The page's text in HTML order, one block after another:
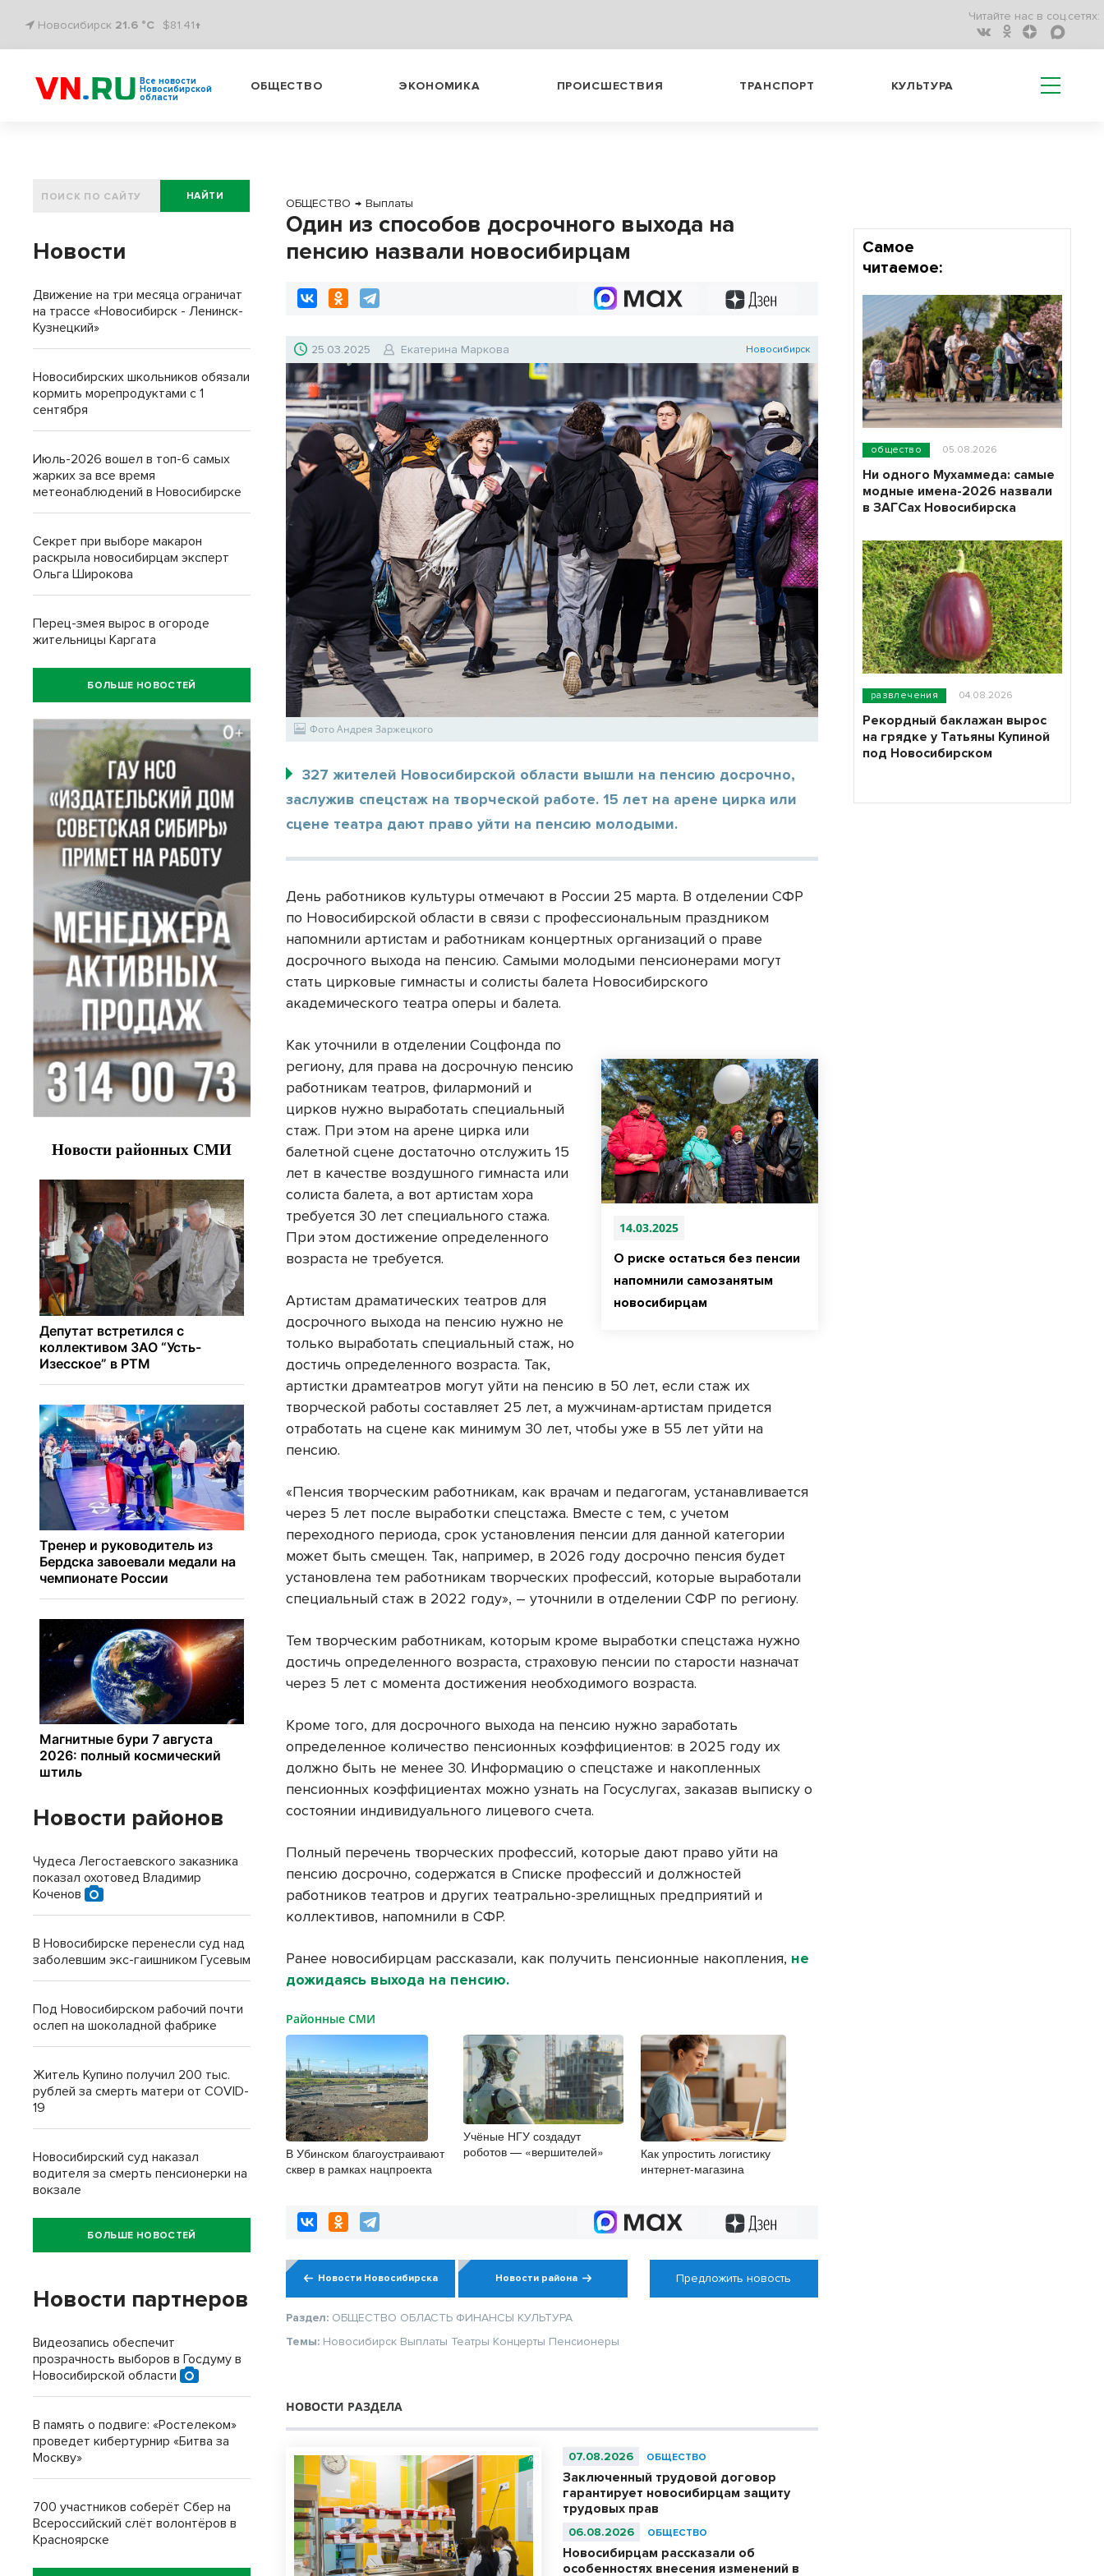
Новосибирск 21.6 °C $81.41↑
Читайте нас в соц.сетях:
Все новости
Новосибирской
области
ОБЩЕСТВО ЭКОНОМИКА ПРОИСШЕСТВИЯ ТРАНСПОРТ КУЛЬТУРА
ОБЩЕСТВО → Выплаты
Один из способов досрочного выхода на
пенсию назвали новосибирцам
25.03.2025 Екатерина Маркова Новосибирск
Фото Андрея Заржецкого
327 жителей Новосибирской области вышли на пенсию досрочно,
заслужив спецстаж на творческой работе. 15 лет на арене цирка или
сцене театра дают право уйти на пенсию молодыми.
День работников культуры отмечают в России 25 марта. В отделении СФР
по Новосибирской области в связи с профессиональным праздником
напомнили артистам и работникам концертных организаций о праве
досрочного выхода на пенсию. Самыми молодыми пенсионерами могут
стать цирковые гимнасты и солисты балета Новосибирского
академического театра оперы и балета.
14.03.2025
О риске остаться без пенсии
напомнили самозанятым
новосибирцам
Как уточнили в отделении Соцфонда по
региону, для права на досрочную пенсию
работникам театров, филармоний и
цирков нужно выработать специальный
стаж. При этом на арене цирка или
балетной сцене достаточно отслужить 15
лет в качестве воздушного гимнаста или
солиста балета, а вот артистам хора
требуется 30 лет специального стажа.
При этом достижение определенного
возраста не требуется.
Артистам драматических театров для
досрочного выхода на пенсию нужно не
только выработать специальный стаж, но
достичь определенного возраста. Так,
артистки драмтеатров могут уйти на пенсию в 50 лет, если стаж их
творческой работы составляет 25 лет, а мужчинам-артистам придется
отработать на сцене как минимум 30 лет, чтобы уже в 55 лет уйти на
пенсию.
«Пенсия творческим работникам, как врачам и педагогам, устанавливается
через 5 лет после выработки спецстажа. Вместе с тем, с учетом
переходного периода, срок установления пенсии для данной категории
может быть смещен. Так, например, в 2026 году досрочно пенсия будет
установлена тем работникам творческих профессий, которые выработали
специальный стаж в 2022 году», – уточнили в отделении СФР по региону.
Тем творческим работникам, которым кроме выработки спецстажа нужно
достичь определенного возраста, страховую пенсии по старости назначат
через 5 лет с момента достижения необходимого возраста.
Кроме того, для досрочного выхода на пенсию нужно заработать
определенное количество пенсионных коэффициентов: в 2025 году их
должно быть не менее 30. Информацию о спецстаже и накопленных
пенсионных коэффициентах можно узнать на Госуслугах, заказав выписку о
состоянии индивидуального лицевого счета.
Полный перечень творческих профессий, которые дают право уйти на
пенсию досрочно, содержатся в Списке профессий и должностей
работников театров и других театрально-зрелищных предприятий и
коллективов, напомнили в СФР.
Ранее новосибирцам рассказали, как получить пенсионные накопления, не
дожидаясь выхода на пенсию.
Районные СМИ
В Убинском благоустраивают
сквер в рамках нацпроекта
Учёные НГУ создадут
роботов — «вершителей»
Как упростить логистику
интернет-магазина
Новости Новосибирска Новости района Предложить новость
Раздел: ОБЩЕСТВО ОБЛАСТЬ ФИНАНСЫ КУЛЬТУРА
Темы: Новосибирск Выплаты Театры Концерты Пенсионеры
НОВОСТИ РАЗДЕЛА
07.08.2026 ОБЩЕСТВО
Заключенный трудовой договор
гарантирует новосибирцам защиту
трудовых прав
06.08.2026 ОБЩЕСТВО
Новосибирцам рассказали об
особенностях внесения изменений в
НАЙТИ
Новости
Движение на три месяца ограничат
на трассе «Новосибирск - Ленинск-
Кузнецкий»
Новосибирских школьников обязали
кормить морепродуктами с 1
сентября
Июль-2026 вошел в топ-6 самых
жарких за все время
метеонаблюдений в Новосибирске
Секрет при выборе макарон
раскрыла новосибирцам эксперт
Ольга Широкова
Перец-змея вырос в огороде
жительницы Каргата
БОЛЬШЕ НОВОСТЕЙ
Новости районов
Чудеса Легостаевского заказника
показал охотовед Владимир
Коченов
В Новосибирске перенесли суд над
заболевшим экс-гаишником Гусевым
Под Новосибирском рабочий почти
ослеп на шоколадной фабрике
Житель Купино получил 200 тыс.
рублей за смерть матери от COVID-
19
Новосибирский суд наказал
водителя за смерть пенсионерки на
вокзале
БОЛЬШЕ НОВОСТЕЙ
Новости партнеров
Видеозапись обеспечит
прозрачность выборов в Госдуму в
Новосибирской области
В память о подвиге: «Ростелеком»
проведет кибертурнир «Битва за
Москву»
700 участников соберёт Сбер на
Всероссийский слёт волонтёров в
Красноярске
Самое
читаемое:
общество 05.08.2026
Ни одного Мухаммеда: самые
модные имена-2026 назвали
в ЗАГСах Новосибирска
развлечения 04.08.2026
Рекордный баклажан вырос
на грядке у Татьяны Купиной
под Новосибирском